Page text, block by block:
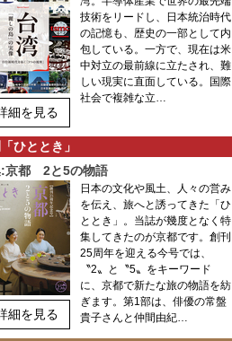
細を見る
技術をリードし、日本統治時代
の記憶も、歴史の一部として内
包している。一方で、現在は米
中対立の最前線に立たされ、難
しい現実に直面している。国際
社会で複雑な立…
ひととき」
:京都 2と5の物語
細を見る
日本の文化や風土、人々の営み
を伝え、旅へと誘ってきた「ひ
ととき」。当誌が幾度となく特
集してきたのが京都です。創刊
25周年を迎える今号では、
〝2〟と〝5〟をキーワード
に、京都で新たな旅の物語を紡
ぎます。第1部は、俳優の常盤
貴子さんと仲間由紀…